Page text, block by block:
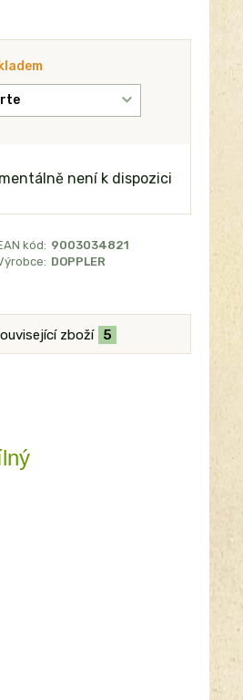
není k dispozici
kód: 9003034821
DOPPLER
zboží 5